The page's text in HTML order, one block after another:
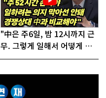
"中은 주6일, 밤 12시까지 근
무. 그렇게 일해서 어떻게 경
쟁하냐 반문하더라"